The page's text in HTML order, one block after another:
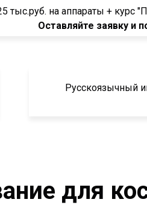
тыс.руб. на аппараты + курс
Оставляйте заявку и
Русскоязычный
для